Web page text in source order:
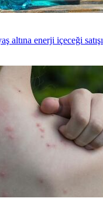
altına enerji içeceği satışı